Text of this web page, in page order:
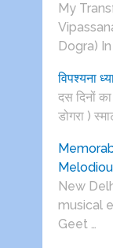
My
Dogra)
विपश्यना
दस दिनों
डोगरा )
New
musical
Geet …